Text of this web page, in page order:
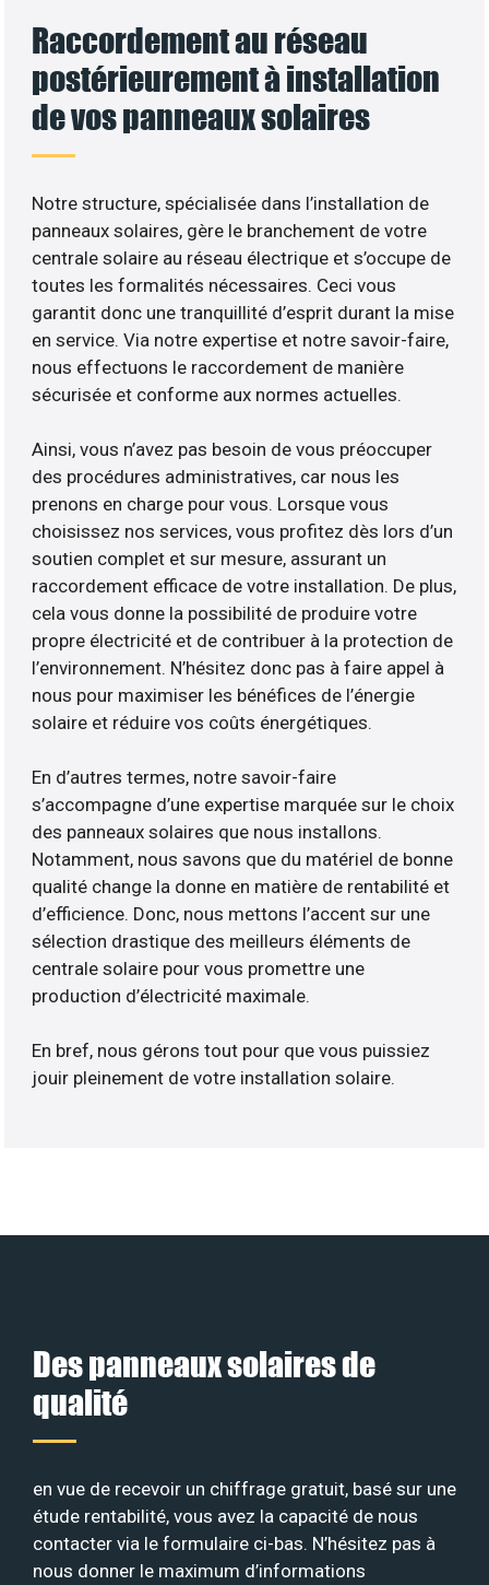
Raccordement au réseau
postérieurement à installation
de vos panneaux solaires
Notre structure, spécialisée dans l’installation de
panneaux solaires, gère le branchement de votre
centrale solaire au réseau électrique et s’occupe de
toutes les formalités nécessaires. Ceci vous
garantit donc une tranquillité d’esprit durant la mise
en service. Via notre expertise et notre savoir-faire,
nous effectuons le raccordement de manière
sécurisée et conforme aux normes actuelles.
Ainsi, vous n’avez pas besoin de vous préoccuper
des procédures administratives, car nous les
prenons en charge pour vous. Lorsque vous
choisissez nos services, vous profitez dès lors d’un
soutien complet et sur mesure, assurant un
raccordement efficace de votre installation. De plus,
cela vous donne la possibilité de produire votre
propre électricité et de contribuer à la protection de
l’environnement. N’hésitez donc pas à faire appel à
nous pour maximiser les bénéfices de l’énergie
solaire et réduire vos coûts énergétiques.
En d’autres termes, notre savoir-faire
s’accompagne d’une expertise marquée sur le choix
des panneaux solaires que nous installons.
Notamment, nous savons que du matériel de bonne
qualité change la donne en matière de rentabilité et
d’efficience. Donc, nous mettons l’accent sur une
sélection drastique des meilleurs éléments de
centrale solaire pour vous promettre une
production d’électricité maximale.
En bref, nous gérons tout pour que vous puissiez
jouir pleinement de votre installation solaire.
Des panneaux solaires de
qualité
en vue de recevoir un chiffrage gratuit, basé sur une
étude rentabilité, vous avez la capacité de nous
contacter via le formulaire ci-bas. N’hésitez pas à
nous donner le maximum d’informations